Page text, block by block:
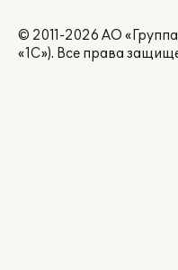
© 2011-2026 АО
«1С»). Все права